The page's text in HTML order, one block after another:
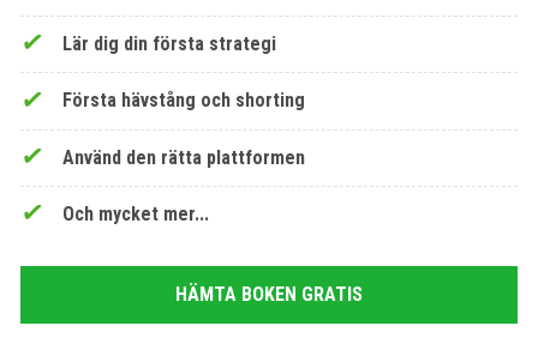
Lär dig din första strategi
Första hävstång och shorting
Använd den rätta plattformen
Och mycket mer...
HÄMTA BOKEN GRATIS